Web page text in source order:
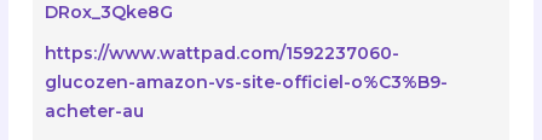
DRox_3Qke8G
https://www.wattpad.com/1592237060-
glucozen-amazon-vs-site-officiel-o%C3%B9-
acheter-au